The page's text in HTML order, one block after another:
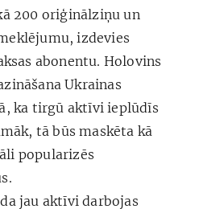
200 oriģinālziņu un
izdevies
abonentu. Holovins
Ukrainas
ka tirgū aktīvi ieplūdīs
tā būs maskēta kā
popularizēs
jau aktīvi darbojas